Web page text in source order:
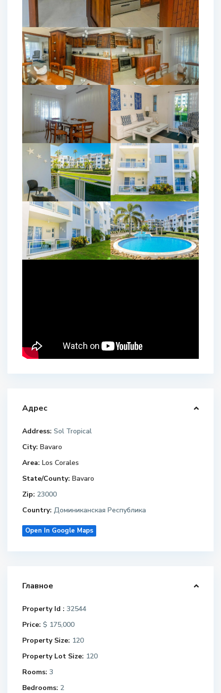
Адрес
Address: Sol Tropical
City: Bavaro
Area: Los Corales
State/County: Bavaro
Zip: 23000
Country: Доминиканская Республика
Open In Google Maps
Главное
Property Id : 32544
Price: $ 175,000
Property Size: 120
Property Lot Size: 120
Rooms: 3
Bedrooms: 2